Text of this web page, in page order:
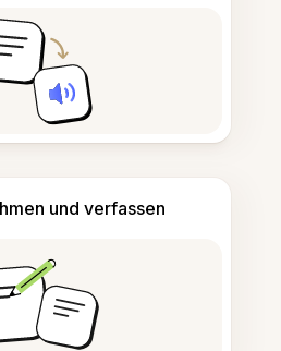
und verfassen